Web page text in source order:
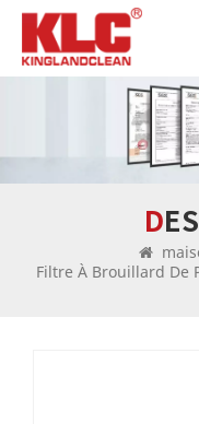
Filtre À Brouillard De